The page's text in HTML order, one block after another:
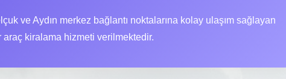
ve Aydın merkez bağlantı noktalarına kolay ulaşım sağlayan
kiralama hizmeti verilmektedir.